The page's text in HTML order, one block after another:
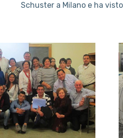
Schuster a Milano e ha